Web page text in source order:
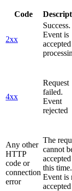
Code
2xx
Success.
Event is
4xx
Request
failed.
Event
rejected
Any other
HTTP
code or
connection
error
The
cannot
this time.
Event is
accepted